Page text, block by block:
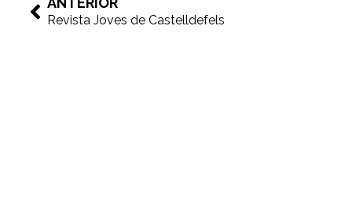
Revista Joves de Castelldefels